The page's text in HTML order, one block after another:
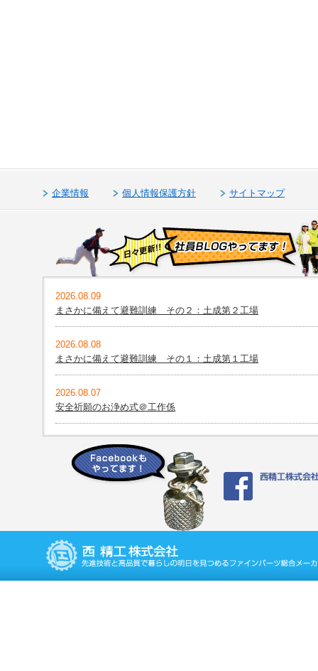
企業情報 個人情報保護方針 サイトマップ
2026.08.09
まさかに備えて避難訓練 その２：土成第２工場
2026.08.08
まさかに備えて避難訓練 その１：土成第１工場
2026.08.07
安全祈願のお浄め式＠工作係